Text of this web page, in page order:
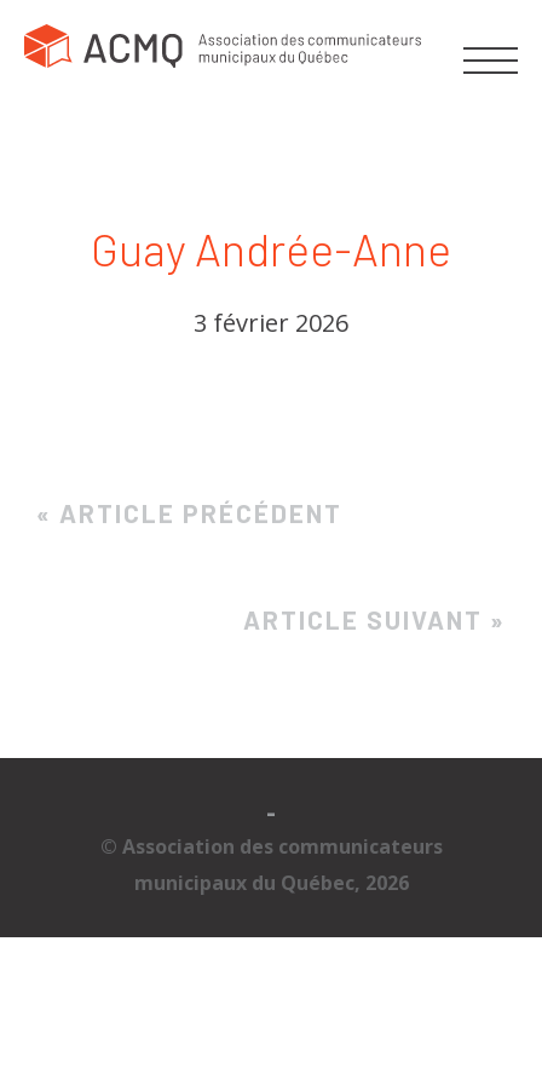
Guay Andrée-Anne
3 février 2026
« ARTICLE PRÉCÉDENT
ARTICLE SUIVANT »
-
© Association des communicateurs
municipaux du Québec, 2026